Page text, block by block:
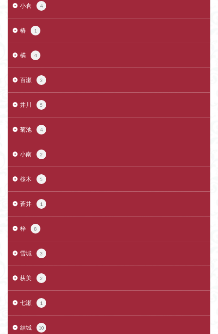
小倉 4
椿 1
橘 4
百瀬 3
井川 5
菊池 4
小南 2
桜木 5
蒼井 1
梓 8
雪城 3
荻美 2
七瀬 1
結城 10